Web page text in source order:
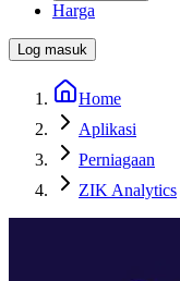
Harga
Log masuk
Home
Aplikasi
Perniagaan
ZIK Analytics